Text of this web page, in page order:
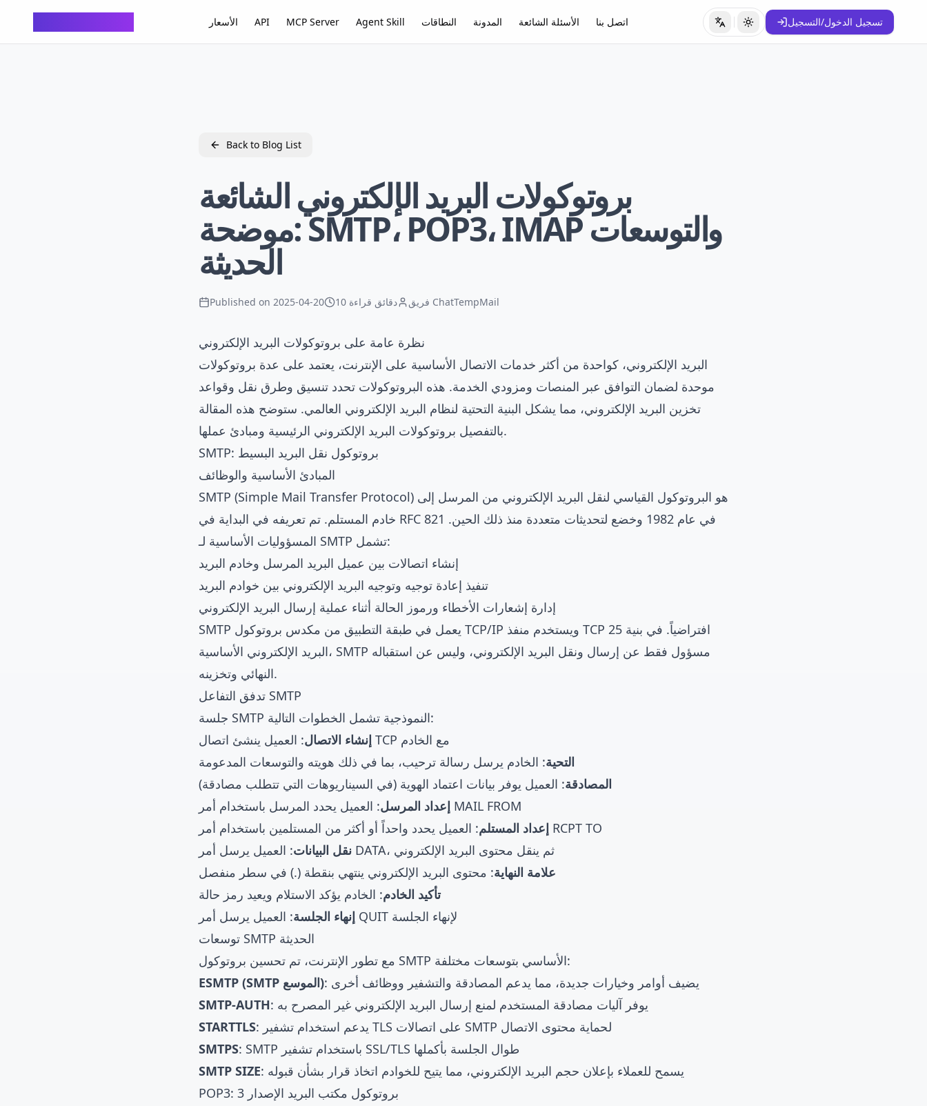
الأسعار API MCP Server Agent Skill النطاقات المدونة الأسئلة الشائعة اتصل بنا تبديل اللغةتبديل المظهرتسجيل الدخول/التسجيل
Back to Blog List
بروتوكولات البريد الإلكتروني الشائعة
موضحة: SMTP، POP3، IMAP والتوسعات
الحديثة
Published on 2025-04-20 10 دقائق قراءة فريق ChatTempMail
نظرة عامة على بروتوكولات البريد الإلكتروني
البريد الإلكتروني، كواحدة من أكثر خدمات الاتصال الأساسية على الإنترنت، يعتمد على عدة بروتوكولات
موحدة لضمان التوافق عبر المنصات ومزودي الخدمة. هذه البروتوكولات تحدد تنسيق وطرق نقل وقواعد
تخزين البريد الإلكتروني، مما يشكل البنية التحتية لنظام البريد الإلكتروني العالمي. ستوضح هذه المقالة
بالتفصيل بروتوكولات البريد الإلكتروني الرئيسية ومبادئ عملها.
SMTP: بروتوكول نقل البريد البسيط
المبادئ الأساسية والوظائف
SMTP (Simple Mail Transfer Protocol) هو البروتوكول القياسي لنقل البريد الإلكتروني من المرسل إلى
خادم المستلم. تم تعريفه في البداية في RFC 821 في عام 1982 وخضع لتحديثات متعددة منذ ذلك الحين.
المسؤوليات الأساسية لـ SMTP تشمل:
إنشاء اتصالات بين عميل البريد المرسل وخادم البريد
تنفيذ إعادة توجيه وتوجيه البريد الإلكتروني بين خوادم البريد
إدارة إشعارات الأخطاء ورموز الحالة أثناء عملية إرسال البريد الإلكتروني
SMTP يعمل في طبقة التطبيق من مكدس بروتوكول TCP/IP ويستخدم منفذ TCP 25 افتراضياً. في بنية
البريد الإلكتروني الأساسية، SMTP مسؤول فقط عن إرسال ونقل البريد الإلكتروني، وليس عن استقباله
النهائي وتخزينه.
تدفق التفاعل SMTP
جلسة SMTP النموذجية تشمل الخطوات التالية:
إنشاء الاتصال
: العميل ينشئ اتصال TCP مع الخادم
التحية: الخادم يرسل رسالة ترحيب، بما في ذلك هويته والتوسعات المدعومة
المصادقة: العميل يوفر بيانات اعتماد الهوية (في السيناريوهات التي تتطلب مصادقة)
إعداد المرسل : العميل يحدد المرسل باستخدام أمر MAIL FROM
إعداد المستلم : العميل يحدد واحداً أو أكثر من المستلمين باستخدام أمر RCPT TO
نقل البيانات
: العميل يرسل أمر DATA، ثم ينقل محتوى البريد الإلكتروني
علامة النهاية: محتوى البريد الإلكتروني ينتهي بنقطة (.) في سطر منفصل
تأكيد الخادم: الخادم يؤكد الاستلام ويعيد رمز حالة
إنهاء الجلسة
: العميل يرسل أمر QUIT لإنهاء الجلسة
توسعات SMTP الحديثة
مع تطور الإنترنت، تم تحسين بروتوكول SMTP الأساسي بتوسعات مختلفة:
ESMTP (SMTP الموسع) : يضيف أوامر وخيارات جديدة، مما يدعم المصادقة والتشفير ووظائف أخرى
SMTP-AUTH : يوفر آليات مصادقة المستخدم لمنع إرسال البريد الإلكتروني غير المصرح به
STARTTLS
: يدعم استخدام تشفير TLS على اتصالات SMTP لحماية محتوى الاتصال
SMTPS
: SMTP باستخدام تشفير SSL/TLS طوال الجلسة بأكملها
SMTP SIZE : يسمح للعملاء بإعلان حجم البريد الإلكتروني، مما يتيح للخوادم اتخاذ قرار بشأن قبوله
POP3: بروتوكول مكتب البريد الإصدار 3